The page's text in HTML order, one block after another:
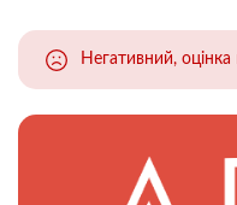
Негативний,